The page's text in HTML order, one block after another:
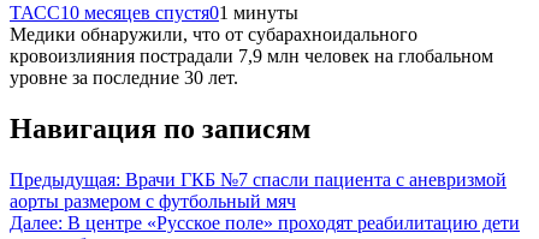
ТАСС10 месяцев спустя01 минуты
Медики обнаружили, что от субарахноидального
кровоизлияния пострадали 7,9 млн человек на глобальном
уровне за последние 30 лет.
Навигация по записям
Предыдущая: Врачи ГКБ №7 спасли пациента с аневризмой
аорты размером с футбольный мяч
Далее: В центре «Русское поле» проходят реабилитацию дети